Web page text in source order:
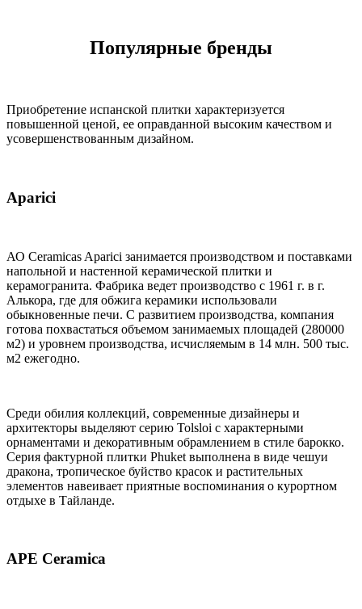
Популярные бренды
Приобретение испанской плитки характеризуется
повышенной ценой, ее оправданной высоким качеством и
усовершенствованным дизайном.
Aparici
АО Ceramicas Aparici занимается производством и поставками
напольной и настенной керамической плитки и
керамогранита. Фабрика ведет производство с 1961 г. в г.
Алькора, где для обжига керамики использовали
обыкновенные печи. С развитием производства, компания
готова похвастаться объемом занимаемых площадей (280000
м2) и уровнем производства, исчисляемым в 14 млн. 500 тыс.
м2 ежегодно.
Среди обилия коллекций, современные дизайнеры и
архитекторы выделяют серию Tolsloi с характерными
орнаментами и декоративным обрамлением в стиле барокко.
Серия фактурной плитки Phuket выполнена в виде чешуи
дракона, тропическое буйство красок и растительных
элементов навеивает приятные воспоминания о курортном
отдыхе в Тайланде.
APE Ceramica